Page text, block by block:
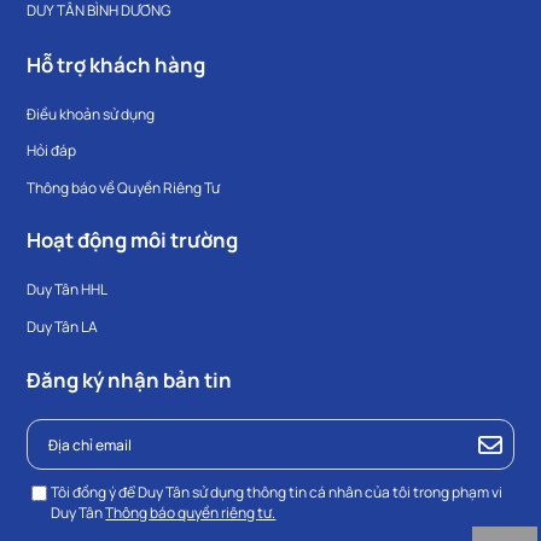
cầu sử dụng trong phòng khách, phòng bếp, phòng ngủ hay nhà
kiểu dáng gọn gàng, giúp dễ dàng bố trí trong nhiều không gian
sống. Bên cạnh đó, chất liệu nhựa PP bền nhẹ cùng thiết kế dễ
vệ sinh cũng mang đến sự tiện lợi trong quá trình sử dụng hằng
ngày.
DUY TÂN BÌNH DƯƠNG
Hỗ trợ khách hàng
Điều khoản sử dụng
Hỏi đáp
Thông báo về Quyền Riêng Tư
Hoạt động môi trường
Duy Tân HHL
Duy Tân LA
Đăng ký nhận bản tin
Tôi đồng ý để Duy Tân sử dụng thông tin cá nhân của tôi trong phạm vi
Duy TânThông báo quyền riêng tư.